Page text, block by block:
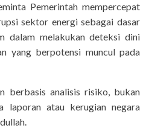
Pemerintah mempercepat
sektor energi sebagai dasar
dalam melakukan deteksi dini
yang berpotensi muncul pada
berbasis analisis risiko, bukan
laporan atau kerugian negara